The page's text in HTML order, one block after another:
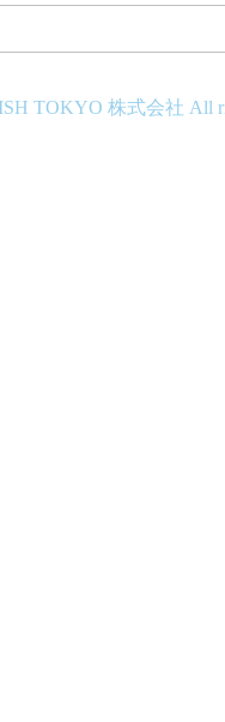
TOKYO 株式会社 All